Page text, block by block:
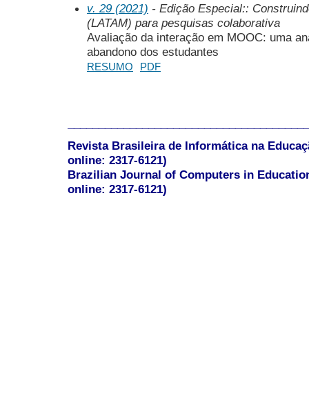
v. 29 (2021) - Edição Especial::
(LATAM) para pesquisas colaborativa
Avaliação da interação em MOOC: uma
abandono dos estudantes
RESUMO PDF
Revista Brasileira de Informática na
online: 2317-6121)
Brazilian Journal of Computers in
online: 2317-6121)